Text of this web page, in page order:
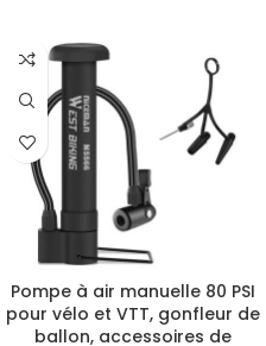
Pompe à air manuelle 80 PSI
pour vélo et VTT, gonfleur de
ballon, accessoires de